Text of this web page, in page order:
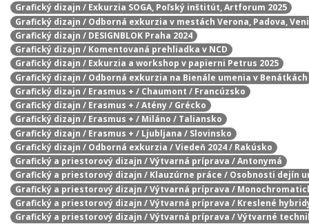
Grafický dizajn / Exkurzia SOGA, Poľský inštitút, Artforum 2025
Grafický dizajn / Odborná exkurzia v mestách Verona, Padova,
Grafický dizajn / DESIGNBLOK Praha 2024
Grafický dizajn / Komentovaná prehliadka v NCD
Grafický dizajn / Exkurzia a workshop v papierni Petrus 2025
Grafický dizajn / Odborná exkurzia na Bienále umenia v Benátkách
Grafický dizajn / Erasmus + / Chaumont / Francúzsko
Grafický dizajn / Erasmus + / Atény / Grécko
Grafický dizajn / Erasmus + / Miláno / Taliansko
Grafický dizajn / Erasmus + / Ljubljana / Slovinsko
Grafický dizajn / Odborná exkurzia / Viedeň 2024 / Rakúsko
Grafický a priestorový dizajn / Výtvarná príprava / Antonymá
Grafický a priestorový dizajn / Klauzúrne práce / Osobnosti dejín
Grafický a priestorový dizajn / Výtvarná príprava /
Grafický a priestorový dizajn / Výtvarná príprava / Kreslené
Grafický a priestorový dizajn / Výtvarná príprava / Výtvarné